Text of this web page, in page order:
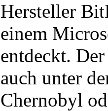
Hersteller
einem
entdeckt.
auch unter
Chernobyl